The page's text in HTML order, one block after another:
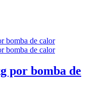
por bomba de